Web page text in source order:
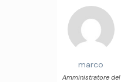
marco
Amministratore del